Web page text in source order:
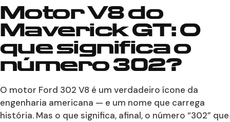
Motor V8 do
Maverick GT: O
que significa o
número 302?
O motor Ford 302 V8 é um verdadeiro ícone da
engenharia americana — e um nome que carrega
história. Mas o que significa, afinal, o número “302” que